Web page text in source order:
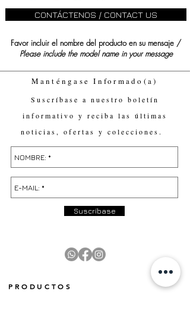
CONTÁCTENOS / CONTACT US
Favor incluir el nombre del producto en su mensaje /
Please include the model name in your message
Manténgase Informado(a)
Suscríbase a nuestro boletín
informativo y reciba las últimas
noticias, ofertas y colecciones.
Suscríbase
PRODUCTOS